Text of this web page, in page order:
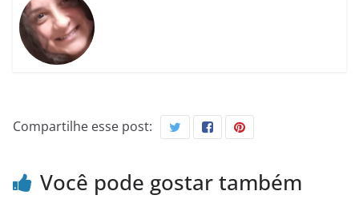
Compartilhe esse post:
Você pode gostar também